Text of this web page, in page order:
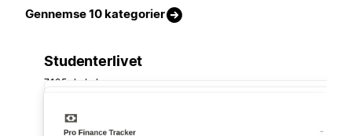
Gennemse 10 kategorier
Studenterlivet
7.125 skabeloner